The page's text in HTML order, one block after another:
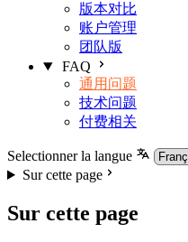
版本对比
账户管理
团队版
FAQ
通用问题
技术问题
付费相关
Selectionner la langue
Sur cette page
Sur cette page